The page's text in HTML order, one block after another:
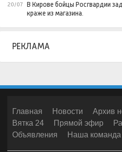
20/07 В Кирове бойцы Росгвардии
краже из магазина.
РЕКЛАМА
Главная Новости Архив
Вятка 24
Прямой эфир
Объявления
Наша команда